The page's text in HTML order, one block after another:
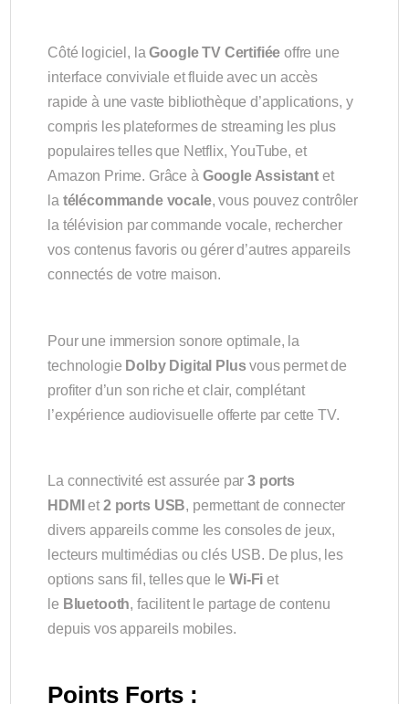
Côté logiciel, laGoogle TV Certifiée offre une
interface conviviale et fluide avec un accès
rapide à une vaste bibliothèque d’applications, y
compris les plateformes de streaming les plus
populaires telles que Netflix, YouTube, et
Amazon Prime. Grâce à Google Assistant et
la télécommande vocale, vous pouvez contrôler
la télévision par commande vocale, rechercher
vos contenus favoris ou gérer d’autres appareils
connectés de votre maison.
Pour une immersion sonore optimale, la
technologie Dolby Digital Plusvous permet de
profiter d’un son riche et clair, complétant
l’expérience audiovisuelle offerte par cette TV.
La connectivité est assurée par3 ports
HDMI et 2 ports USB, permettant de connecter
divers appareils comme les consoles de jeux,
lecteurs multimédias ou clés USB. De plus, les
options sans fil, telles que leWi-Fi et
le Bluetooth, facilitent le partage de contenu
depuis vos appareils mobiles.
Points Forts :